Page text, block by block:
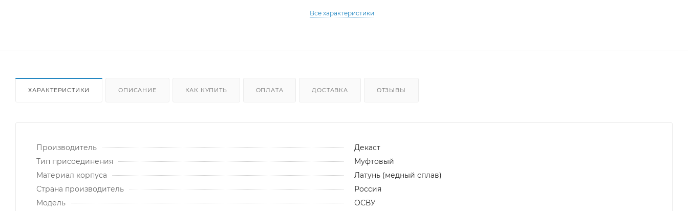
Все характеристики
ХАРАКТЕРИСТИКИ ОПИСАНИЕ КАК КУПИТЬ ОПЛАТА ДОСТАВКА ОТЗЫВЫ
Производитель
Декаст
Тип присоединения
Муфтовый
Материал корпуса
Латунь (медный сплав)
Страна производитель
Россия
Модель
ОСВУ